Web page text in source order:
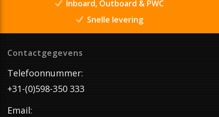
Inboard, Outboard & PWC
Snelle levering
Contactgegevens
Telefoonnummer:
+31-(0)598-350 333
Email: